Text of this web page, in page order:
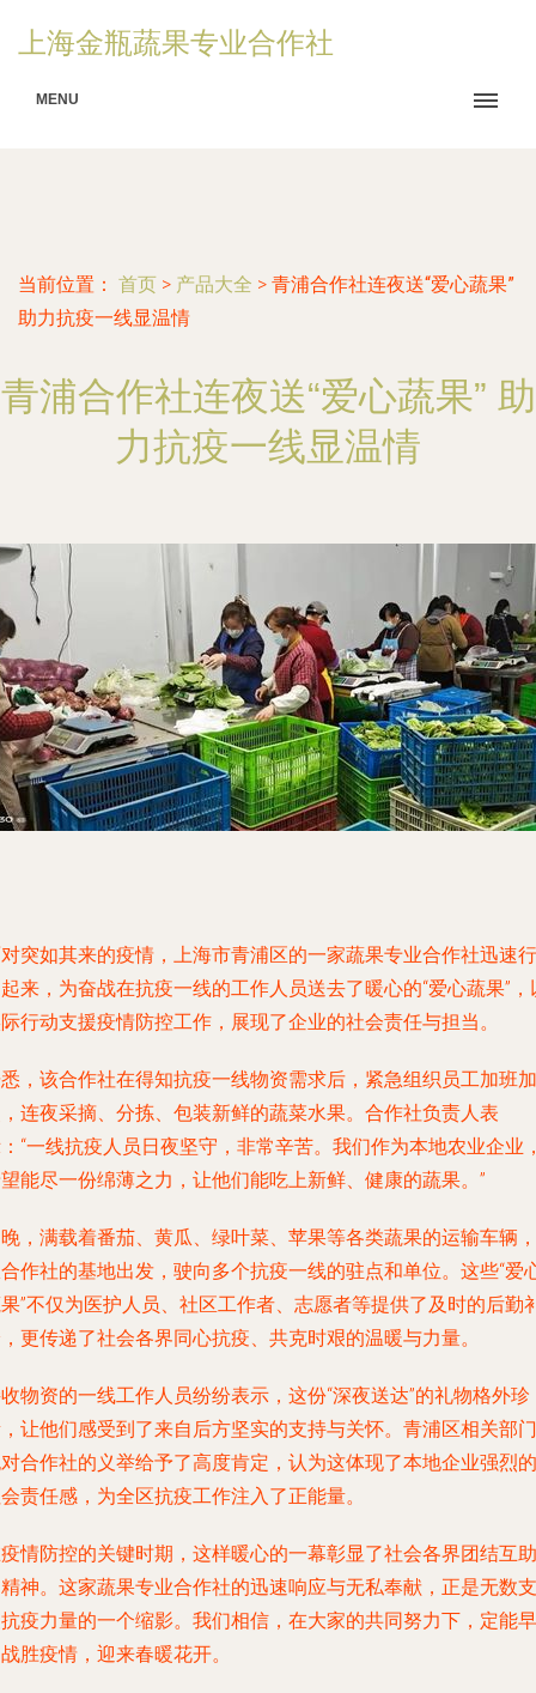
上海金瓶蔬果专业合作社
MENU
当前位置： 首页 > 产品大全 > 青浦合作社连夜送“爱心蔬果”
助力抗疫一线显温情
青浦合作社连夜送“爱心蔬果” 助
力抗疫一线显温情
突如其来的疫情，上海市青浦区的一家蔬果专业合作社迅速行
来，为奋战在抗疫一线的工作人员送去了暖心的“爱心蔬果”，
行动支援疫情防控工作，展现了企业的社会责任与担当。
，该合作社在得知抗疫一线物资需求后，紧急组织员工加班加
连夜采摘、分拣、包装新鲜的蔬菜水果。合作社负责人表
“一线抗疫人员日夜坚守，非常辛苦。我们作为本地农业企业
能尽一份绵薄之力，让他们能吃上新鲜、健康的蔬果。”
，满载着番茄、黄瓜、绿叶菜、苹果等各类蔬果的运输车辆，
作社的基地出发，驶向多个抗疫一线的驻点和单位。这些“爱
”不仅为医护人员、社区工作者、志愿者等提供了及时的后勤
更传递了社会各界同心抗疫、共克时艰的温暖与力量。
物资的一线工作人员纷纷表示，这份“深夜送达”的礼物格外珍
让他们感受到了来自后方坚实的支持与关怀。青浦区相关部门
合作社的义举给予了高度肯定，认为这体现了本地企业强烈的
责任感，为全区抗疫工作注入了正能量。
情防控的关键时期，这样暖心的一幕彰显了社会各界团结互助
神。这家蔬果专业合作社的迅速响应与无私奉献，正是无数支
疫力量的一个缩影。我们相信，在大家的共同努力下，定能早
胜疫情，迎来春暖花开。